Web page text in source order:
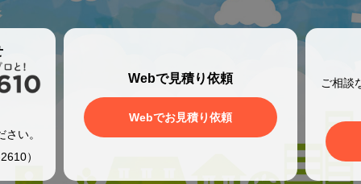
い。
）
Webで見積り依頼
Webでお見積り依頼
ご相談